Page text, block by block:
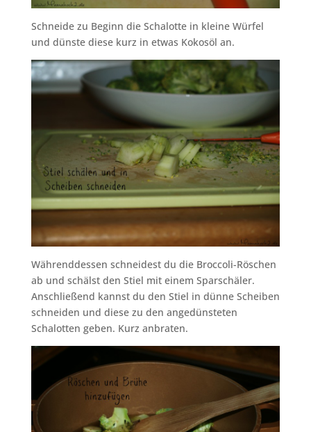
Schneide zu Beginn die Schalotte in kleine Würfel
und dünste diese kurz in etwas Kokosöl an.
Währenddessen schneidest du die Broccoli-Röschen
ab und schälst den Stiel mit einem Sparschäler.
Anschließend kannst du den Stiel in dünne Scheiben
schneiden und diese zu den angedünsteten
Schalotten geben. Kurz anbraten.